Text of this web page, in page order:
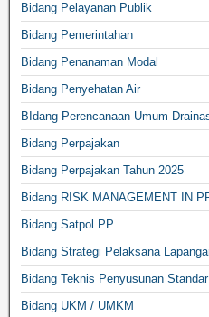
Bidang Pelayanan Publik
Bidang Pemerintahan
Bidang Penanaman Modal
Bidang Penyehatan Air
BIdang Perencanaan Umum
Bidang Perpajakan
Bidang Perpajakan Tahun 2025
Bidang RISK MANAGEMENT IN
Bidang Satpol PP
Bidang Strategi Pelaksana
Bidang Teknis Penyusunan
Bidang UKM / UMKM